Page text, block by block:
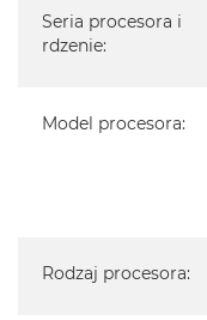
24-calowy iMac
Magic Keyboard
Zasilacz o mocy
Przewód
Seria procesora i
rdzenie:
Model procesora:
Rodzaj procesora: